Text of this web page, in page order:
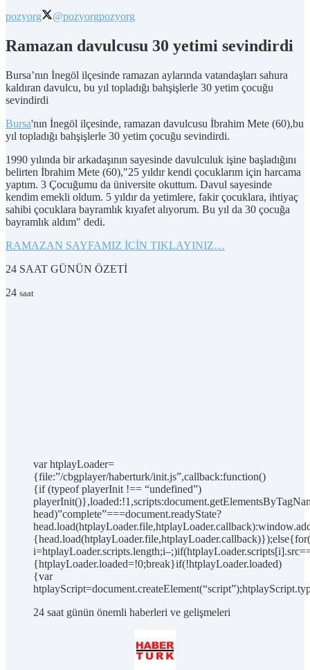
pozyorg @pozyorgpozyorg
Ramazan davulcusu 30 yetimi sevindirdi
Bursa’nın İnegöl ilçesinde ramazan aylarında vatandaşları sahura
kaldıran davulcu, bu yıl topladığı bahşişlerle 30 yetim çocuğu
sevindirdi
Bursa'nın İnegöl ilçesinde, ramazan davulcusu İbrahim Mete (60),bu
yıl topladığı bahşişlerle 30 yetim çocuğu sevindirdi.
1990 yılında bir arkadaşının sayesinde davulculuk işine başladığını
belirten İbrahim Mete (60),"25 yıldır kendi çocuklarım için harcama
yaptım. 3 Çocuğumu da üniversite okuttum. Davul sayesinde
kendim emekli oldum. 5 yıldır da yetimlere, fakir çocuklara, ihtiyaç
sahibi çocuklara bayramlık kıyafet alıyorum. Bu yıl da 30 çocuğa
bayramlık aldım" dedi.
RAMAZAN SAYFAMIZ İÇİN TIKLAYINIZ…
24 SAAT GÜNÜN ÖZETİ
24 saat
var htplayLoader=
{file:”/cbgplayer/haberturk/init.js”,callback:function()
{if (typeof playerInit !== “undefined”)
head)”complete”===document.readyState?
{htplayLoader.loaded=!0;break}if(!htplayLoader.loaded)
{var
24 saat günün önemli haberleri ve gelişmeleri